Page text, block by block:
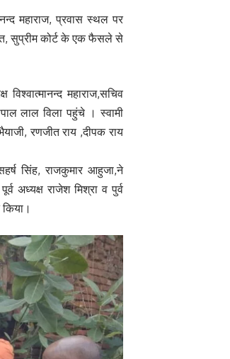
महाराज, प्रवास स्थल पर
सुप्रीम कोर्ट के एक फैसले से
विश्वात्मानन्द महाराज,सचिव
लाल विला पहुंचे । स्वामी
रणजीत राय ,दीपक राय
सिंह, राजकुमार आहुजा,ने
अध्यक्ष राजेश मिश्रा व पुर्व